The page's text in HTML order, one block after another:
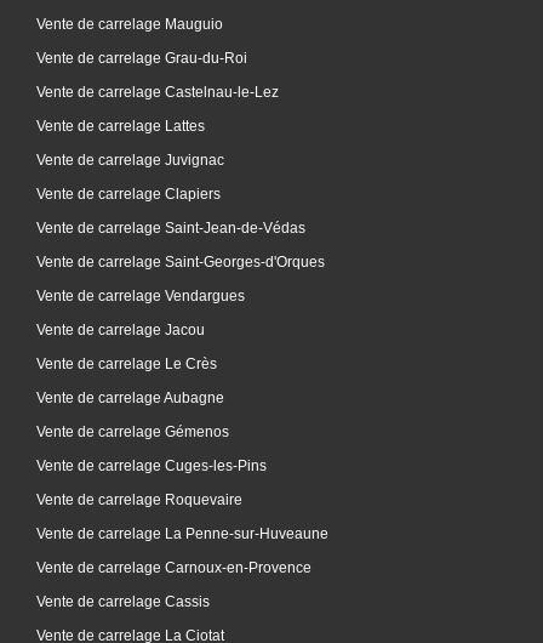
Vente de carrelage Mauguio
Vente de carrelage Grau-du-Roi
Vente de carrelage Castelnau-le-Lez
Vente de carrelage Lattes
Vente de carrelage Juvignac
Vente de carrelage Clapiers
Vente de carrelage Saint-Jean-de-Védas
Vente de carrelage Saint-Georges-d'Orques
Vente de carrelage Vendargues
Vente de carrelage Jacou
Vente de carrelage Le Crès
Vente de carrelage Aubagne
Vente de carrelage Gémenos
Vente de carrelage Cuges-les-Pins
Vente de carrelage Roquevaire
Vente de carrelage La Penne-sur-Huveaune
Vente de carrelage Carnoux-en-Provence
Vente de carrelage Cassis
Vente de carrelage La Ciotat